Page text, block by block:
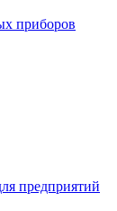
приборов
предприятий